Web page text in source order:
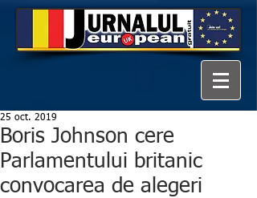
Boris Johnson cere
Parlamentului britanic
convocarea de alegeri
25 oct. 2019